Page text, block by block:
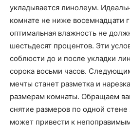
укладывается линолеум.
комнате не ниже восемнадцати
оптимальная влажность не
шестьдесят процентов. Эти
соблюсти до и после укладки
сорока восьми часов.
мечты станет разметка и
размерам комнаты. Обращаем
снятие размеров по одной
может привести к